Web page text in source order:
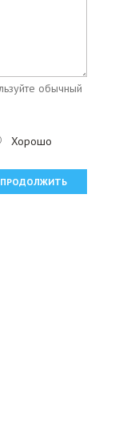
обычный
Хорошо
ПРОДОЛЖИТЬ